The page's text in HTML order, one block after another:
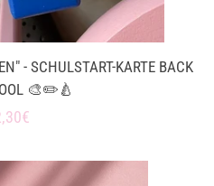
- SCHULSTART-KARTE BACK
🎨✏️🍐